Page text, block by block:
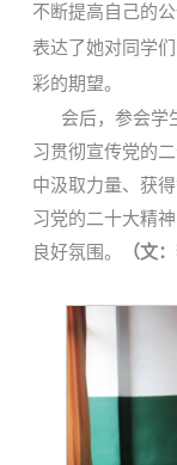
不断提高自己的
表达了她对同学
彩的期望。
会后，参会学
习贯彻宣传党的
中汲取力量、获
习党的二十大精
良好氛围。
（文